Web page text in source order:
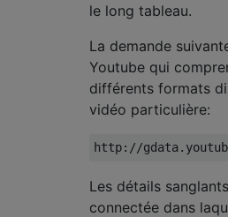
le long tableau.
La demande
Youtube qui
différents formats
vidéo particulière:
Les détails
connectée dans